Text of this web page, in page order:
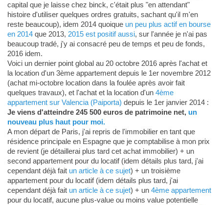
capital que je laisse chez binck, c'était plus "en attendant"
histoire d'utiliser quelques ordres gratuits, sachant qu'il m'en
reste beaucoup), idem 2014 quoique un peu plus actif en bourse
en 2014que 2013, 2015 est positif aussi, sur l'année je n'ai pas
beaucoup tradé, j'y ai consacré peu de temps et peu de fonds,
2016 idem.
Voici un dernier point global au 20 octobre 2016 après l'achat et
la location d'un 3ème appartement depuis le 1er novembre 2012
(achat mi-octobre location dans la foulée après avoir fait
quelques travaux), et l'achat et la location d'un 4ème
appartement sur Valencia (Paiporta) depuis le 1er janvier 2014 :
Je viens d'atteindre 245 500 euros de patrimoine net, un
nouveau plus haut pour moi.
A mon départ de Paris, j'ai repris de l'immobilier en tant que
résidence principale en Espagne que je comptabilise à mon prix
de revient (je détaillerai plus tard cet achat immobilier) + un
second appartement pour du locatif (idem détails plus tard, j'ai
cependant déjà fait un article à ce sujet) + un troisième
appartement pour du locatif (idem détails plus tard, j'ai
cependant déjà fait un article à ce sujet) + un 4ème appartement
pour du locatif, aucune plus-value ou moins value potentielle